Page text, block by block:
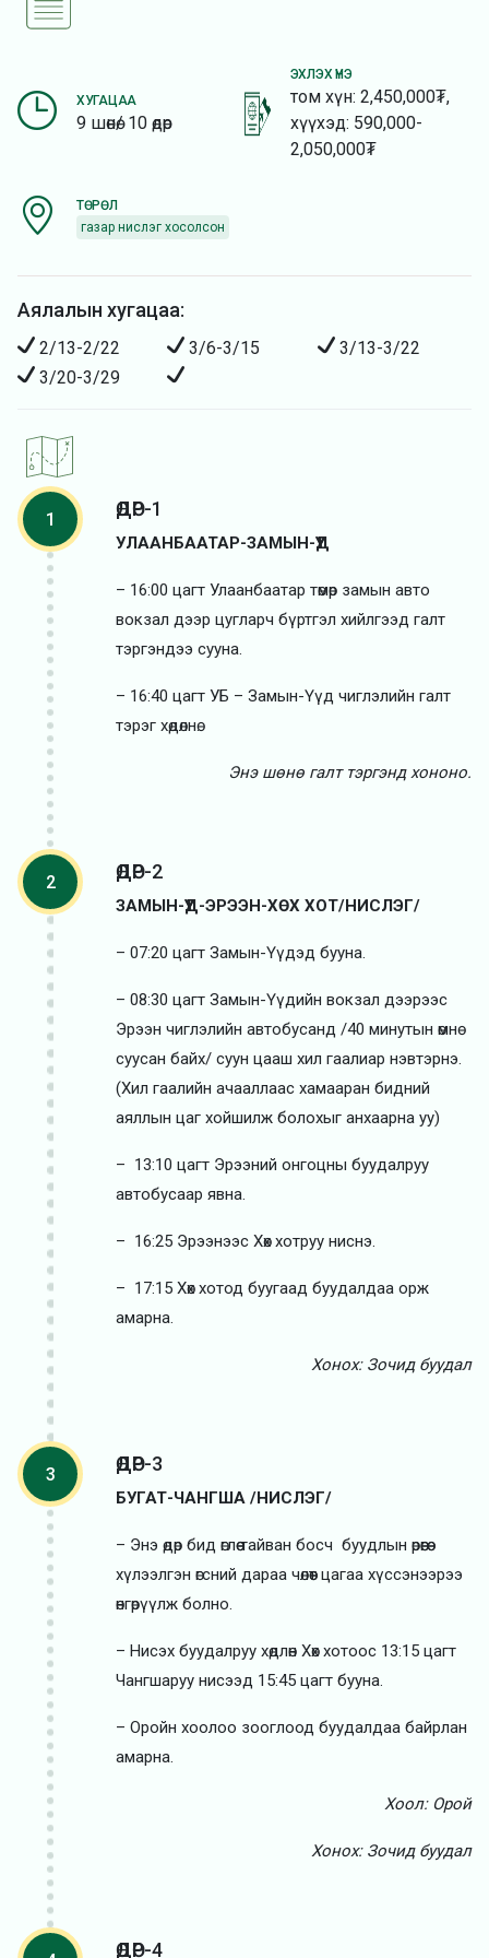
ХУГАЦАА
9 шөнө/ 10 өдөр
ЭХЛЭХ ҮНЭ
том хүн: 2,450,000₮,
хүүхэд: 590,000-
2,050,000₮
ТӨРӨЛ
газар нислэг хосолсон
Аялалын хугацаа:
2/13-2/22 3/6-3/15
3/13-3/22
3/20-3/29
1 ӨДӨР-1
УЛААНБААТАР-ЗАМЫН-ҮҮД
– 16:00 цагт Улаанбаатар төмөр замын авто
вокзал дээр цугларч бүртгэл хийлгээд галт
тэргэндээ сууна.
– 16:40 цагт УБ – Замын-Үүд чиглэлийн галт
тэрэг хөдөлнө.
Энэ шөнө галт тэргэнд хононо.
2 ӨДӨР-2
ЗАМЫН-ҮҮД-ЭРЭЭН-ХӨХ ХОТ/НИСЛЭГ/
– 07:20 цагт Замын-Үүдэд бууна.
– 08:30 цагт Замын-Үүдийн вокзал дээрээс
Эрээн чиглэлийн автобусанд /40 минутын өмнө
суусан байх/ суун цааш хил гаалиар нэвтэрнэ.
(Хил гаалийн ачааллаас хамааран бидний
аяллын цаг хойшилж болохыг анхаарна уу)
– 13:10 цагт Эрээний онгоцны буудалруу
автобусаар явна.
– 16:25 Эрээнээс Хөх хотруу ниснэ.
– 17:15 Хөх хотод буугаад буудалдаа орж
амарна.
Хонох: Зочид буудал
3 ӨДӨР-3
БУГАТ-ЧАНГША /НИСЛЭГ/
– Энэ өдөр бид өглөө тайван босч буудлын өрөөгөө
хүлээлгэн өгсний дараа чөлөөт цагаа хүссэнээрээ
өнгөрүүлж болно.
– Нисэх буудалруу хөдлөн Хөх хотоос 13:15 цагт
Чангшаруу нисээд 15:45 цагт бууна.
– Оройн хоолоо зооглоод буудалдаа байрлан
амарна.
Хоол: Орой
Хонох: Зочид буудал
ӨДӨР-4